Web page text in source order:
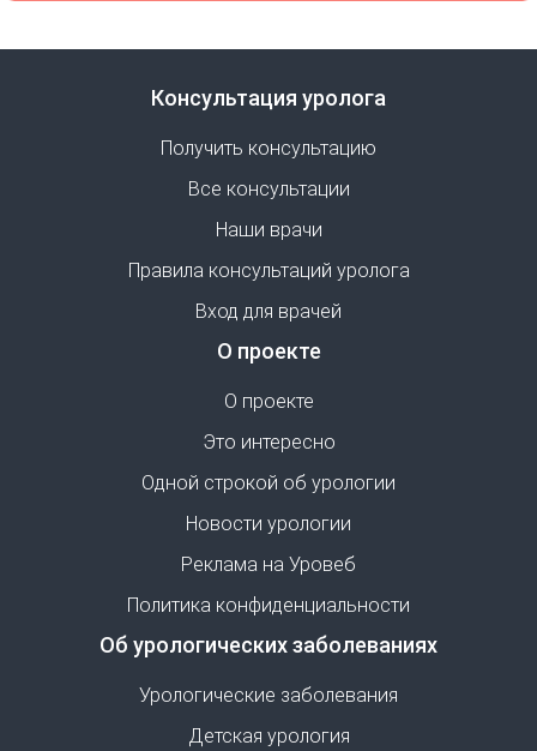
Консультация уролога
Получить консультацию
Все консультации
Наши врачи
Правила консультаций уролога
Вход для врачей
О проекте
О проекте
Это интересно
Одной строкой об урологии
Новости урологии
Реклама на Уровеб
Политика конфиденциальности
Об урологических заболеваниях
Урологические заболевания
Детская урология